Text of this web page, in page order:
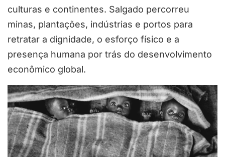
culturas e continentes. Salgado percorreu
minas, plantações, indústrias e portos para
retratar a dignidade, o esforço físico e a
presença humana por trás do desenvolvimento
econômico global.